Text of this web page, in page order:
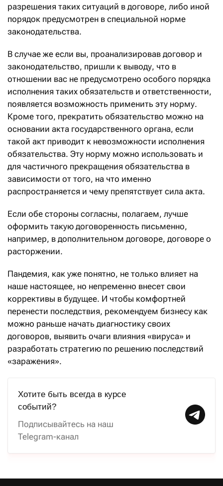
разрешения таких ситуаций в договоре, либо иной
порядок предусмотрен в специальной норме
законодательства.
В случае же если вы, проанализировав договор и
законодательство, пришли к выводу, что в
отношении вас не предусмотрено особого порядка
исполнения таких обязательств и ответственности,
появляется возможность применить эту норму.
Кроме того, прекратить обязательство можно на
основании акта государственного органа, если
такой акт приводит к невозможности исполнения
обязательства. Эту норму можно использовать и
для частичного прекращения обязательства в
зависимости от того, на что именно
распространяется и чему препятствует сила акта.
Если обе стороны согласны, полагаем, лучше
оформить такую договоренность письменно,
например, в дополнительном договоре, договоре о
расторжении.
Пандемия, как уже понятно, не только влияет на
наше настоящее, но непременно внесет свои
коррективы в будущее. И чтобы комфортней
перенести последствия, рекомендуем бизнесу как
можно раньше начать диагностику своих
договоров, выявить очаги влияния «вируса» и
разработать стратегию по решению последствий
«заражения».
Хотите быть всегда в курсе
событий?
Подписывайтесь на наш
Telegram-канал